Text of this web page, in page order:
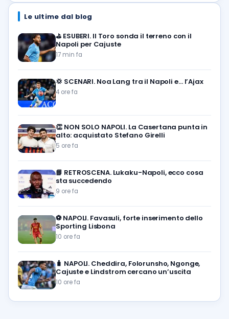
Le ultime dal blog
⛳ ESUBERI. Il Toro sonda il terreno con il
Napoli per Cajuste
17 min fa
💢 SCENARI. Noa Lang tra il Napoli e… l’Ajax
4 ore fa
👏 NON SOLO NAPOLI. La Casertana punta in
alto: acquistato Stefano Girelli
5 ore fa
📘 RETROSCENA. Lukaku-Napoli, ecco cosa
sta succedendo
9 ore fa
⚽️ NAPOLI. Favasuli, forte inserimento dello
Sporting Lisbona
10 ore fa
🧳 NAPOLI. Cheddira, Folorunsho, Ngonge,
Cajuste e Lindstrom cercano un’uscita
10 ore fa